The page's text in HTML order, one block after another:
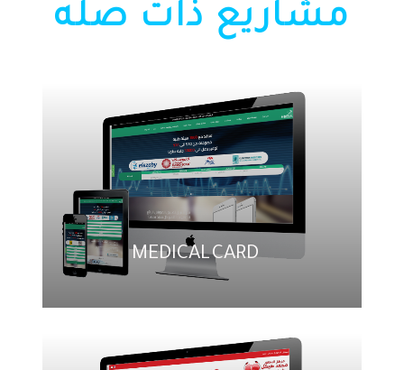
مشاريع ذات صله
MEDICAL CARD